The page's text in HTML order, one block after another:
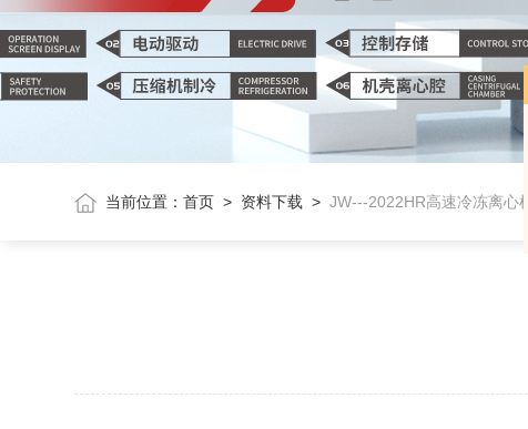
当前位置：首页 > 资料下载 >JW---2022HR高速冷冻离心机